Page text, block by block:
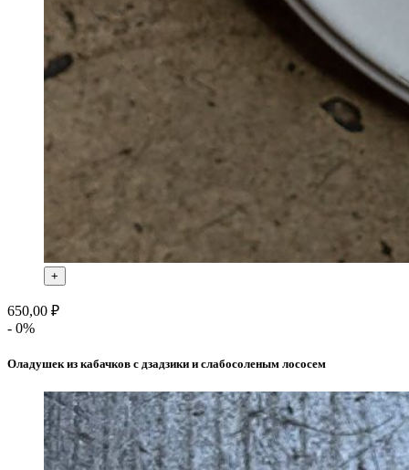
+
650,00 ₽
- 0%
Оладушек из кабачков с дзадзики и слабосоленым лососем